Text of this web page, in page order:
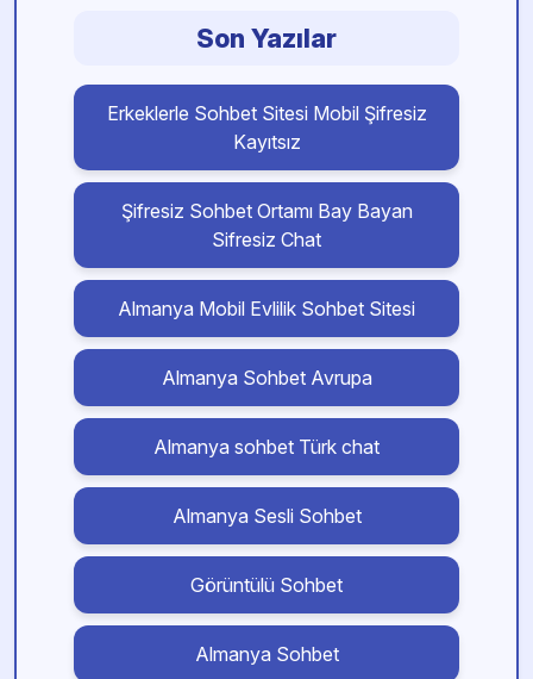
Son Yazılar
Erkeklerle Sohbet Sitesi Mobil Şifresiz
Kayıtsız
Şifresiz Sohbet Ortamı Bay Bayan
Sifresiz Chat
Almanya Mobil Evlilik Sohbet Sitesi
Almanya Sohbet Avrupa
Almanya sohbet Türk chat
Almanya Sesli Sohbet
Görüntülü Sohbet
Almanya Sohbet